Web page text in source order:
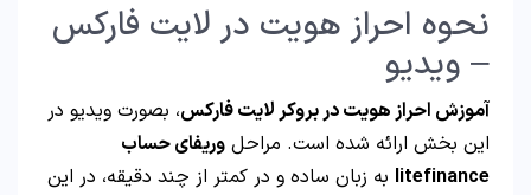
نحوه احراز هویت در لایت فارکس
– ویدیو
آموزش احراز هویت در بروکر لایت فارکس، بصورت ویدیو در
این بخش ارائه شده است. مراحل وریفای حساب
litefinance به زبان ساده و در کمتر از چند دقیقه، در این